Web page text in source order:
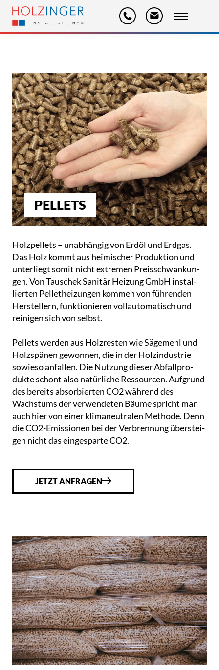
PELLETS
Holz­pel­lets – unab­hän­gig von Erdöl und Erdgas.
Das Holz kommt aus hei­mi­scher Pro­duk­ti­on und
unter­liegt somit nicht extremen Preis­schwan­kun­
gen. Von Tauschek Sanitär Heizung GmbH instal­
lier­ten Pel­let­hei­zun­gen kommen von führenden
Her­stel­lern, funk­tio­nie­ren voll­au­to­ma­tisch und
reinigen sich von selbst.
Pellets werden aus Holz­res­ten wie Sägemehl und
Holz­spä­nen gewonnen, die in der Holz­in­dus­trie
sowieso anfallen. Die Nutzung dieser Abfall­pro­
duk­te schont also natür­li­che Res­sour­cen. Aufgrund
des bereits absor­bier­ten CO2 während des
Wachstums der ver­wen­de­ten Bäume spricht man
auch hier von einer kli­ma­neu­tra­len Methode. Denn
die CO2-Emis­sio­nen bei der Ver­bren­nung über­stei­
gen nicht das ein­ge­spar­te CO2.
JETZT ANFRAGEN